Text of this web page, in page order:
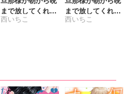
まで放してくれな
い～エッチで甘い
西いちこ
まで放してくれな
い～エッチで甘い
西いちこ